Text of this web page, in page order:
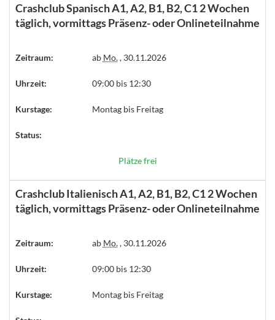
Crashclub Spanisch A1, A2, B1, B2, C1 2 Wochen
täglich, vormittags Präsenz- oder Onlineteilnahme
Zeitraum: ab Mo., 30.11.2026
Uhrzeit: 09:00 bis 12:30
Kurstage: Montag bis Freitag
Status:
Plätze frei
Crashclub Italienisch A1, A2, B1, B2, C1 2 Wochen
täglich, vormittags Präsenz- oder Onlineteilnahme
Zeitraum: ab Mo., 30.11.2026
Uhrzeit: 09:00 bis 12:30
Kurstage: Montag bis Freitag